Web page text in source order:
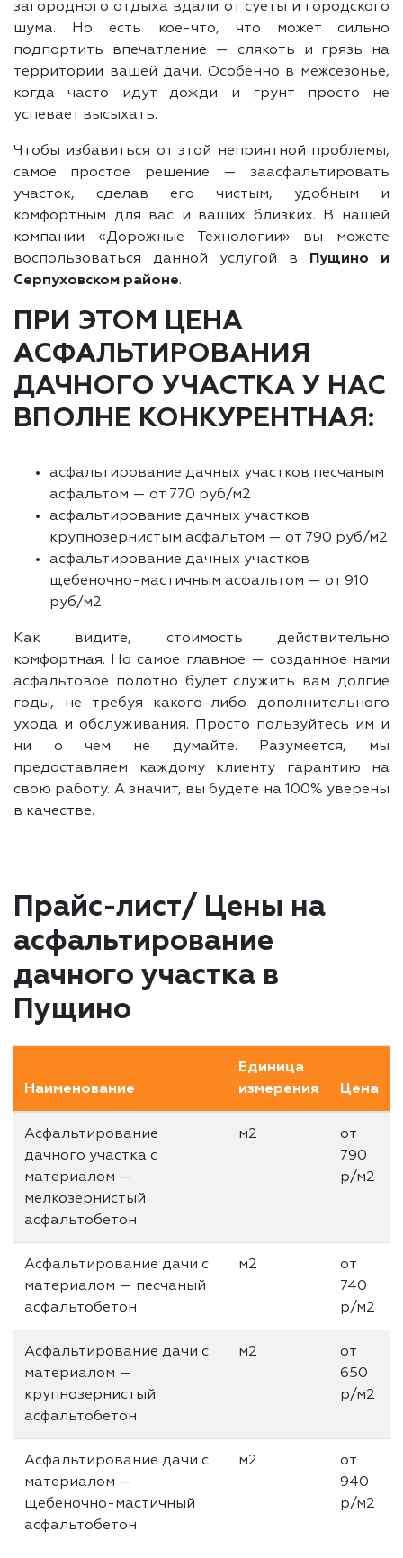
загородного отдыха вдали от суеты и городского
шума. Но есть кое-что, что может сильно
подпортить впечатление — слякоть и грязь на
территории вашей дачи. Особенно в межсезонье,
когда часто идут дожди и грунт просто не
успевает высыхать.
Чтобы избавиться от этой неприятной проблемы,
самое простое решение — заасфальтировать
участок, сделав его чистым, удобным и
комфортным для вас и ваших близких. В нашей
компании «Дорожные Технологии» вы можете
воспользоваться данной услугой в
Пущино и
Серпуховском районе.
ПРИ ЭТОМ ЦЕНА
АСФАЛЬТИРОВАНИЯ
ДАЧНОГО УЧАСТКА У НАС
ВПОЛНЕ КОНКУРЕНТНАЯ:
асфальтирование дачных участков песчаным
асфальтом — от 770 руб/м2
асфальтирование дачных участков
крупнозернистым асфальтом — от 790 руб/м2
асфальтирование дачных участков
щебеночно-мастичным асфальтом — от 910
руб/м2
Как видите, стоимость действительно
комфортная. Но самое главное — созданное нами
асфальтовое полотно будет служить вам долгие
годы, не требуя какого-либо дополнительного
ухода и обслуживания. Просто пользуйтесь им и
ни о чем не думайте. Разумеется, мы
предоставляем каждому клиенту гарантию на
свою работу. А значит, вы будете на 100% уверены
в качестве.
Прайс-лист/ Цены на
асфальтирование
дачного участка в
Пущино
Наименование
Единица
измерения
Цена
Асфальтирование
дачного участка с
материалом —
мелкозернистый
асфальтобетон
м2
от
790
р/м2
Асфальтирование дачи с
материалом — песчаный
асфальтобетон
м2
от
740
р/м2
Асфальтирование дачи с
материалом —
крупнозерниcтый
асфальтобетон
м2
от
650
р/м2
Асфальтирование дачи с
материалом —
щебеночно-мастичный
асфальтобетон
м2
от
940
р/м2